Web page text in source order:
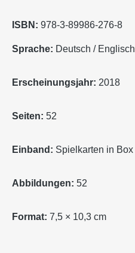
ISBN: 978-3-89986-276-8
Sprache: Deutsch / Englisch
Erscheinungsjahr: 2018
Seiten: 52
Einband: Spielkarten in Box
Abbildungen: 52
Format: 7,5 × 10,3 cm